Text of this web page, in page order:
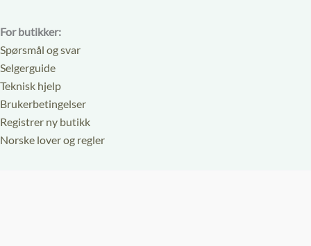
For butikker:
Spørsmål og svar
Selgerguide
Teknisk hjelp
Brukerbetingelser
Registrer ny butikk
Norske lover og regler